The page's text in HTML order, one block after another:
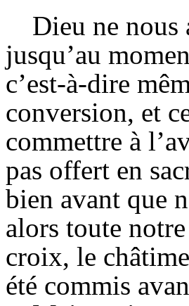
Dieu ne nous
jusqu’au
c’est-à-dire
conversion, et
commettre à
pas offert en
bien avant que
alors toute
croix, le
été commis